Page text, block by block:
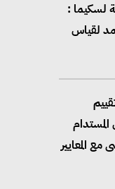
لسكيما :
لقياس
المعايير